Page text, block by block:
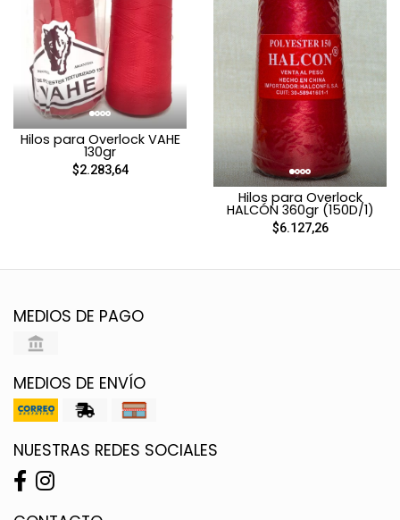
Hilos para Overlock VAHE
130gr
$2.283,64
Hilos para Overlock
HALCÓN 360gr (150D/1)
$6.127,26
MEDIOS DE PAGO
MEDIOS DE ENVÍO
NUESTRAS REDES SOCIALES